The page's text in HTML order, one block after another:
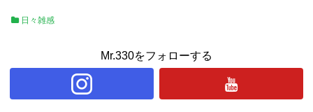
日々雑感
Mr.330をフォローする